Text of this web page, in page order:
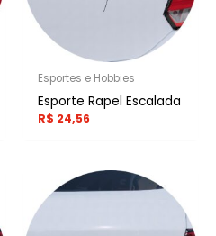
Esportes e Hobbies
Esporte Rapel Escalada
R$ 24,56